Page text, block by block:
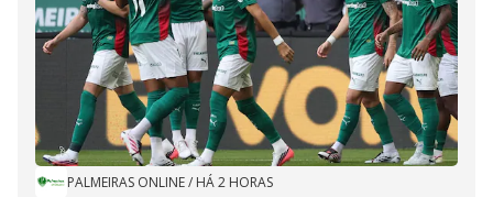
PALMEIRAS ONLINE/ HÁ 2 HORAS